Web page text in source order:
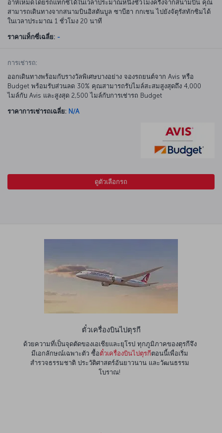
อาห์เหม็ดโดยรถแท็กซี่ได้ในเวลาประมาณหนึ่งชั่วโมงครึ่งจากสนามบิน คุณ
สามารถเดินทางจากสนามบินอิสตันบูล ซาบีฮา กกเชน ไปยังจัตุรัสทักซิมได้
ในเวลาประมาณ 1 ชั่วโมง 20 นาที
ราคาแท็กซี่เฉลี่ย: -
การเช่ารถ:
ออกเดินทางพร้อมกับรางวัลพิเศษบางอย่าง จองรถยนต์จาก Avis หรือ
Budget พร้อมรับส่วนลด 30% คุณสามารถรับไมล์สะสมสูงสุดถึง 4,000
ไมล์กับ Avis และสูงสุด 2,500 ไมล์กับการเช่ารถ Budget
ราคาการเช่ารถเฉลี่ย: N/A
ดูตัวเลือกรถ
ตั๋วเครื่องบินไปตุรกี
ด้วยความที่เป็นจุดตัดของเอเชียและยุโรป ทุกภูมิภาคของตุรกีจึง
มีเอกลักษณ์เฉพาะตัว ซื้อตั๋วเครื่องบินไปตุรกีตอนนี้เพื่อเริ่ม
สำรวจธรรมชาติ ประวัติศาสตร์อันยาวนาน และวัฒนธรรม
โบราณ!